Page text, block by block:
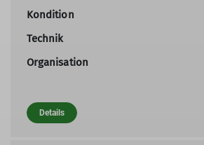
Kondition
Technik
Organisation
Details